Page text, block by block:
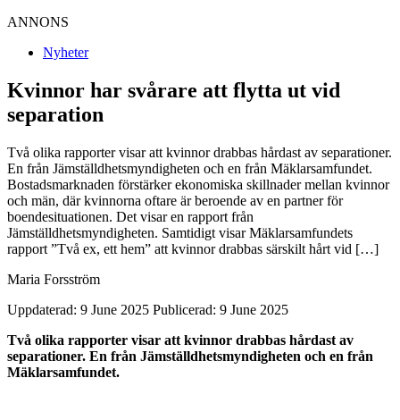
ANNONS
Nyheter
Kvinnor har svårare att flytta ut vid
separation
Två olika rapporter visar att kvinnor drabbas hårdast av separationer.
En från Jämställdhetsmyndigheten och en från Mäklarsamfundet.
Bostadsmarknaden förstärker ekonomiska skillnader mellan kvinnor
och män, där kvinnorna oftare är beroende av en partner för
boendesituationen. Det visar en rapport från
Jämställdhetsmyndigheten. Samtidigt visar Mäklarsamfundets
rapport ”Två ex, ett hem” att kvinnor drabbas särskilt hårt vid […]
Maria Forsström
Uppdaterad: 9 June 2025 Publicerad: 9 June 2025
Två olika rapporter visar att kvinnor drabbas hårdast av
separationer. En från Jämställdhetsmyndigheten och en från
Mäklarsamfundet.